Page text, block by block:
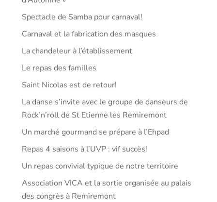
Spectacle de Samba pour carnaval!
Carnaval et la fabrication des masques
La chandeleur à l’établissement
Le repas des familles
Saint Nicolas est de retour!
La danse s’invite avec le groupe de danseurs de
Rock’n’roll de St Etienne les Remiremont
Un marché gourmand se prépare à l’Ehpad
Repas 4 saisons à l’UVP : vif succès!
Un repas convivial typique de notre territoire
Association VICA et la sortie organisée au palais
des congrès à Remiremont